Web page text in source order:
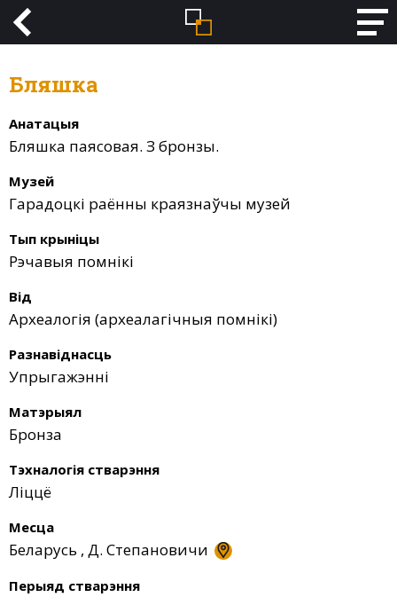
Бляшка
Анатацыя
Бляшка паясовая. З бронзы.
Музей
Гарадоцкі раённы краязнаўчы музей
Тып крыніцы
Рэчавыя помнікі
Від
Археалогія (археалагічныя помнікі)
Разнавіднасць
Упрыгажэнні
Матэрыял
Бронза
Тэхналогія стварэння
Ліццё
Месца
Беларусь , Д. Степановичи
Перыяд стварэння